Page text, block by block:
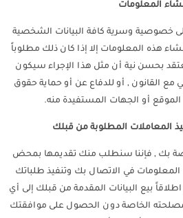
المعلومات
خصوصية وسرية كافة البيانات الشخصية
هذه المعلومات إلا إذا كان ذلك مطلوباً
بحسن نية أن مثل هذا الإجراء سيكون
مع القانون , أو للدفاع عن أو حماية حقوق
الموقع أو الجهات المستفيدة منه.
المعاملات المطلوبة من قبلك
خاصة بك , فإننا سنطلب منك تقديمها بمحض
في الاتصال بك وتنفيذ طلباتك
بيع البيانات المقدمة من قبلك إلى أي
الخاصة دون الحصول على موافقتك